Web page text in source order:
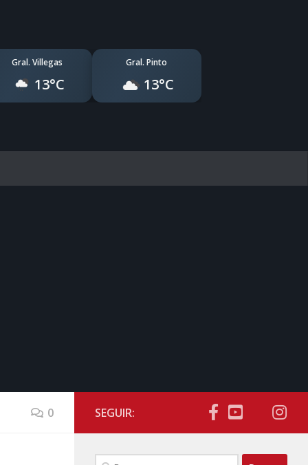
Gral. Villegas
13°C
Gral. Pinto
13°C
0 SEGUIR:
Buscar: